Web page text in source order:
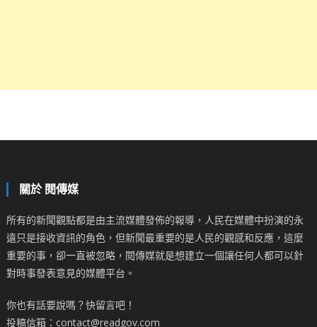
關於 閱傳媒
所有的新聞觀點都是由主流媒體發佈的報導，人民在媒體中扮演的永
遠只是接收資訊的角色，但新聞最重要的是人民的觀感和反應，這麼
重要的事，卻一直被忽略，閱傳媒就是想建立一個讓任何人都可以針
對時事發表意見的媒體平台。
你也有話要說嗎？快留言吧！
投稿信箱：contact@readgov.com